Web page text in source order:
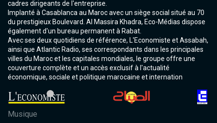
cadres dirigeants de l'entreprise.
Implanté à Casablanca au Maroc avec un siège social situé au 70
du prestigieux Boulevard. Al Massira Khadra, Eco-Médias dispose
également d'un bureau permanent à Rabat.
Avec ses deux quotidiens de référence, L'Economiste et Assabah,
ainsi que Atlantic Radio, ses correspondants dans les principales
villes du Maroc et les capitales mondiales, le groupe offre une
couverture complète et un accès exclusif à l'actualité
économique, sociale et politique marocaine et internation
Musique